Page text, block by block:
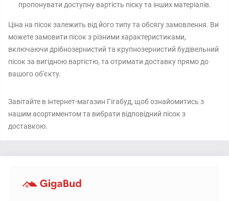
пропонувати доступну вартість піску та інших матеріалів.
Ціна на пісок залежить від його типу та обсягу замовлення. Ви
можете замовити пісок з різними характеристиками,
включаючи дрібнозернистий та крупнозернистий будівельний
пісок за вигідною вартістю, та отримати доставку прямо до
вашого об'єкту.
Завітайте в інтернет-магазин Гігабуд, щоб ознайомитись з
нашим асортиментом та вибрати відповідний пісок з
доставкою.